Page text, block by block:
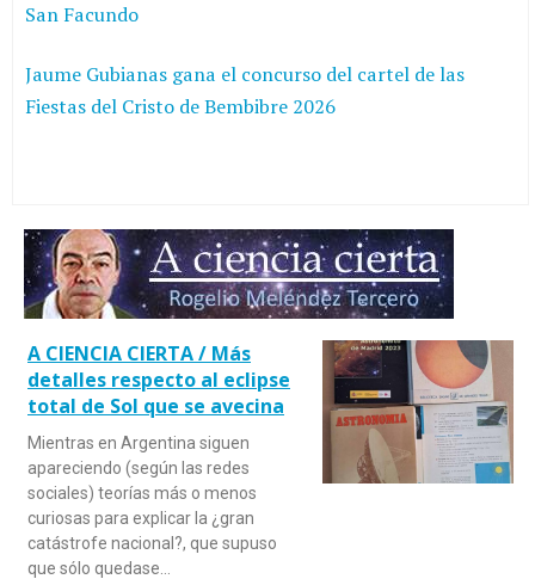
San Facundo
Jaume Gubianas gana el concurso del cartel de las
Fiestas del Cristo de Bembibre 2026
A CIENCIA CIERTA / Más
detalles respecto al eclipse
total de Sol que se avecina
Mientras en Argentina siguen
apareciendo (según las redes
sociales) teorías más o menos
curiosas para explicar la ¿gran
catástrofe nacional?, que supuso
que sólo quedase…